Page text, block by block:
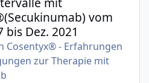
vom
bis Dez. 2021
Cosentyx® - Erfahrungen
zur Therapie mit